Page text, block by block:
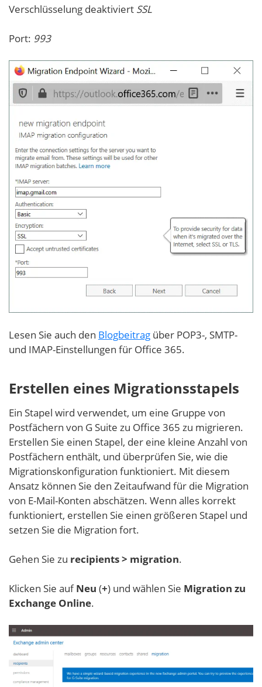
Verschlüsselung deaktiviert SSL
Port: 993
Lesen Sie auch den Blogbeitrag über POP3-, SMTP-
und IMAP-Einstellungen für Office 365.
Erstellen eines Migrationsstapels
Ein Stapel wird verwendet, um eine Gruppe von
Postfächern von G Suite zu Office 365 zu migrieren.
Erstellen Sie einen Stapel, der eine kleine Anzahl von
Postfächern enthält, und überprüfen Sie, wie die
Migrationskonfiguration funktioniert. Mit diesem
Ansatz können Sie den Zeitaufwand für die Migration
von E-Mail-Konten abschätzen. Wenn alles korrekt
funktioniert, erstellen Sie einen größeren Stapel und
setzen Sie die Migration fort.
Gehen Sie zu recipients > migration.
Klicken Sie aufNeu (+) und wählen Sie Migration zu
Exchange Online.